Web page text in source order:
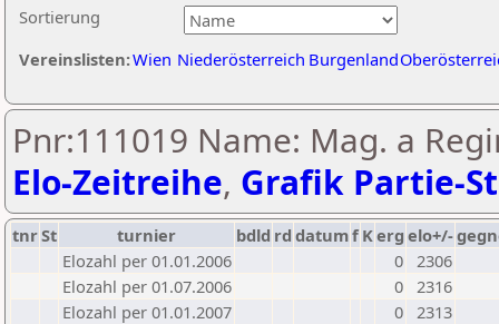
Sortierung
Vereinslisten:Wien Niederösterreich Burgenland
Pnr:111019 Name: Mag. a
Elo-Zeitreihe, Grafik Partie-
tnrSt turnier bdld rd datumf Kerg elo+/-
Elozahl per 01.01.2006
0 2306
Elozahl per 01.07.2006
0 2316
Elozahl per 01.01.2007
0 2313